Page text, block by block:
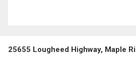
25655 Lougheed Highway, Maple